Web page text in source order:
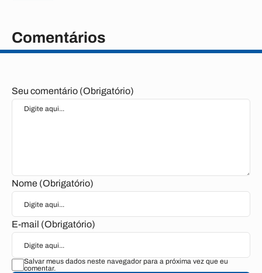
Comentários
Seu comentário (Obrigatório)
Nome (Obrigatório)
E-mail (Obrigatório)
Salvar meus dados neste navegador para a próxima vez que eu
comentar.